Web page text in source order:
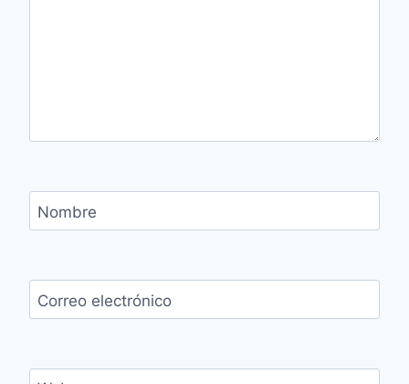
Nombre
Correo electrónico